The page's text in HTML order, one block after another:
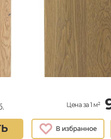
Цена за 1 м²